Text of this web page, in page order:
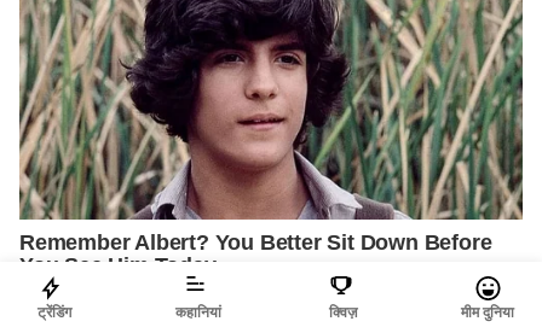
ट्रेंडिंग कहानियां क्विज़ मीम दुनिया